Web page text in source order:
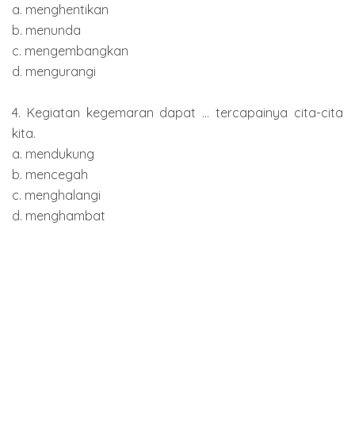
a. menghentikan
b. menunda
c. mengembangkan
d. mengurangi
4. Kegiatan kegemaran dapat ... tercapainya cita-cita
kita.
a. mendukung
b. mencegah
c. menghalangi
d. menghambat